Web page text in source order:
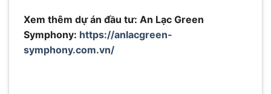
Xem thêm dự án đầu tư: An Lạc Green
Symphony: https://anlacgreen-
symphony.com.vn/